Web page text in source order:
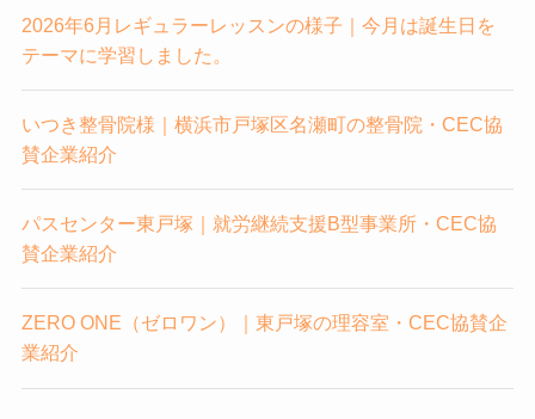
2026年6月レギュラーレッスンの様子｜今月は誕生日を
テーマに学習しました。
いつき整骨院様｜横浜市戸塚区名瀬町の整骨院・CEC協
賛企業紹介
パスセンター東戸塚｜就労継続支援B型事業所・CEC協
賛企業紹介
ZERO ONE（ゼロワン）｜東戸塚の理容室・CEC協賛企
業紹介